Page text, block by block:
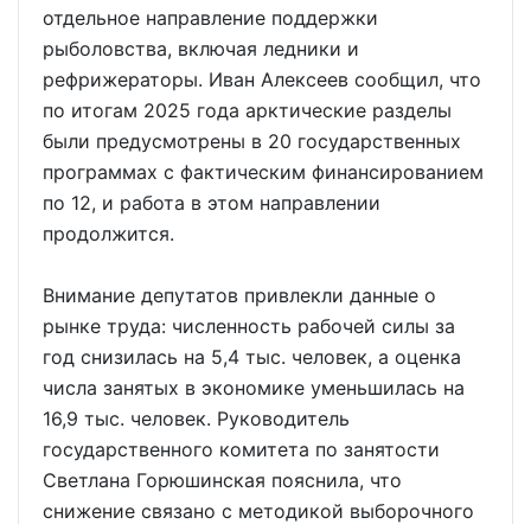
отдельное направление поддержки
рыболовства, включая ледники и
рефрижераторы. Иван Алексеев сообщил, что
по итогам 2025 года арктические разделы
были предусмотрены в 20 государственных
программах с фактическим финансированием
по 12, и работа в этом направлении
продолжится.
Внимание депутатов привлекли данные о
рынке труда: численность рабочей силы за
год снизилась на 5,4 тыс. человек, а оценка
числа занятых в экономике уменьшилась на
16,9 тыс. человек. Руководитель
государственного комитета по занятости
Светлана Горюшинская пояснила, что
снижение связано с методикой выборочного